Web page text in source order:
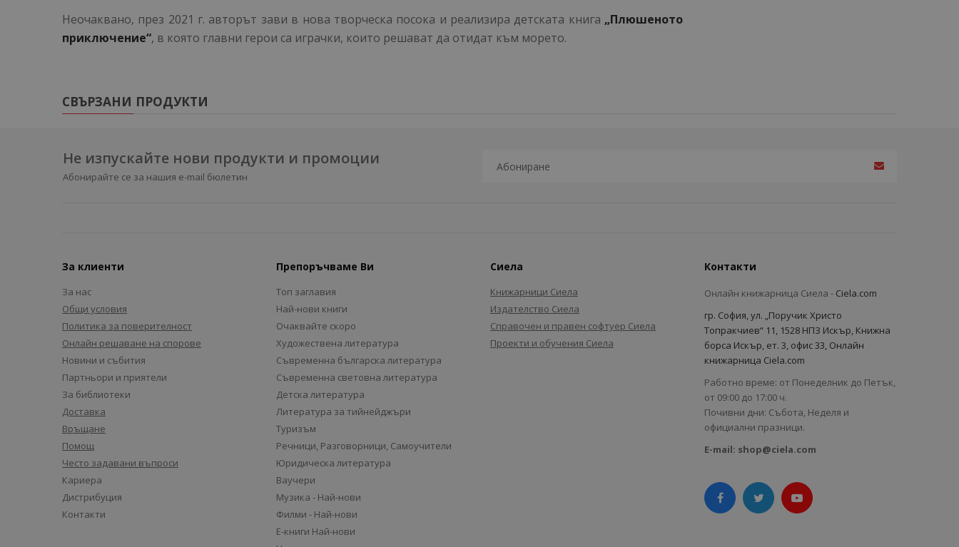
Неочаквано, през 2021 г. авторът зави в нова творческа посока и реализира детската книга „Плюшеното
приключение“, в която главни герои са играчки, които решават да отидат към морето.
СВЪРЗАНИ ПРОДУКТИ
Не изпускайте нови продукти и промоции
Абонирайте се за нашия e-mail бюлетин
За клиенти
За нас
Общи условия
Политика за поверителност
Онлайн решаване на спорове
Новини и събития
Партньори и приятели
За библиотеки
Доставка
Връщане
Помощ
Често задавани въпроси
Кариера
Дистрибуция
Контакти
Препоръчваме Ви
Топ заглавия
Най-нови книги
Очаквайте скоро
Художествена литература
Съвременна българска литература
Съвременна световна литература
Детска литература
Литература за тийнейджъри
Туризъм
Речници, Разговорници, Самоучители
Юридическа литература
Ваучери
Музика - Най-нови
Филми - Най-нови
Е-книги Най-нови
Сиела
Книжарници Сиела
Издателство Сиела
Справочен и правен софтуер Сиела
Проекти и обучения Сиела
Контакти
Онлайн книжарница Сиела - Ciela.com
гр. София, ул. „Поручик Христо
Топракчиев“ 11, 1528 НПЗ Искър, Книжна
борса Искър, ет. 3, офис 33, Онлайн
книжарница Ciela.com
Работно време: от Понеделник до Петък,
от 09:00 до 17:00 ч.
Почивни дни: Събота, Неделя и
официални празници.
E-mail: shop@ciela.com